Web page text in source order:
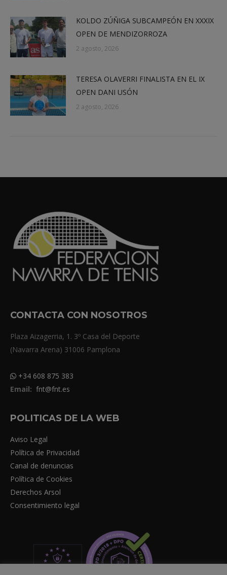
KOLDO ZÚÑIGA SUBCAMPEÓN EN XXXIX
OPEN DE MENDIZORROZA
2 agosto, 2026
TERESA OLAVERRI FINALISTA EN EL IX
OPEN DANI USÓN
2 agosto, 2026
CONTACTA CON NOSOTROS
Plaza Aizagerria, 1. 3º Casa del Deporte
(Navarra Arena) 31006 Pamplona
+34 608 875 383
Email: fnt@fnt.es
POLITICAS DE LA WEB
Aviso Legal
Política de Privacidad
Canal de denuncias
Política de Cookies
Derechos Arsol
Consentimiento legal